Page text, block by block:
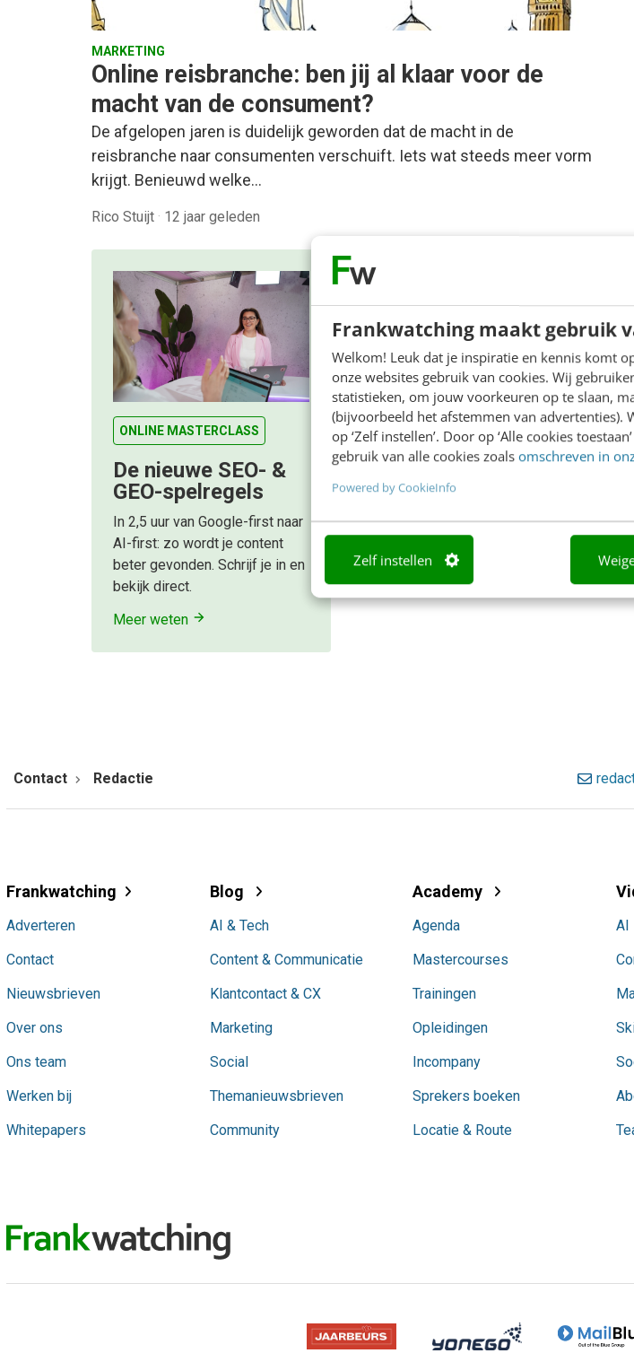
Frankwatching maakt gebruik
Welkom! Leuk dat je inspiratie en kennis komt
onze websites gebruik van cookies. Wij
statistieken, om jouw voorkeuren op te slaan,
(bijvoorbeeld het afstemmen van advertenties).
op ‘Zelf instellen’. Door op ‘Alle cookies
gebruik van alle cookies zoals omschreven in
Powered by CookieInfo
Zelf instellen
MARKETING
Online reisbranche: ben jij al klaar voor de
macht van de consument?
De afgelopen jaren is duidelijk geworden dat de macht in de
reisbranche naar consumenten verschuift. Iets wat steeds meer vorm
krijgt. Benieuwd welke…
Rico Stuijt · 12 jaar geleden
ONLINE MASTERCLASS
De nieuwe SEO- &
GEO-spelregels
In 2,5 uur van Google-first naar
AI-first: zo wordt je content
beter gevonden. Schrijf je in en
bekijk direct.
Meer weten
Contact Redactie
Frankwatching
Adverteren
Contact
Nieuwsbrieven
Over ons
Ons team
Werken bij
Whitepapers
Blog
AI & Tech
Content & Communicatie
Klantcontact & CX
Marketing
Social
Themanieuwsbrieven
Community
Academy
Agenda
Mastercourses
Trainingen
Opleidingen
Incompany
Sprekers boeken
Locatie & Route
AI